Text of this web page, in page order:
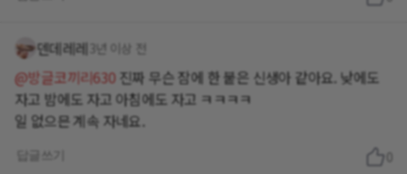
덴데레레 3년 이상 전
@방글코끼리630 진짜 무슨 잠에 한 붙은 신생아 같아요. 낮에도
자고 밤에도 자고 아침에도 자고 ㅋㅋㅋㅋ
일 없으믄 계속 자네요.